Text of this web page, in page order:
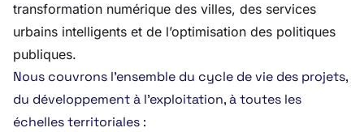
transformation numérique des villes, des services
urbains intelligents et de l’optimisation des politiques
publiques.
Nous couvrons l’ensemble du cycle de vie des projets,
du développement à l’exploitation, à toutes les
échelles territoriales :